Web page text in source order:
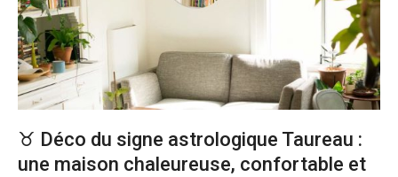
♉ Déco du signe astrologique Taureau :
une maison chaleureuse, confortable et